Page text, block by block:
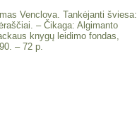
Venclova. Tankėjanti šviesa:
– Čikaga: Algimanto
knygų leidimo fondas,
– 72 p.